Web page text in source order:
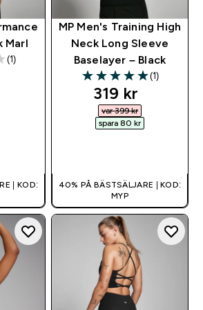
Marl
(1)
price
| KOD:
MP Men's Training High
Neck Long Sleeve
Baselayer – Black
5 out of 5 stars
(1)
discounted
319 kr‎
var 399 kr‎
spara 80 kr‎
40% PÅ BÄSTSÄLJARE | KOD:
MYP